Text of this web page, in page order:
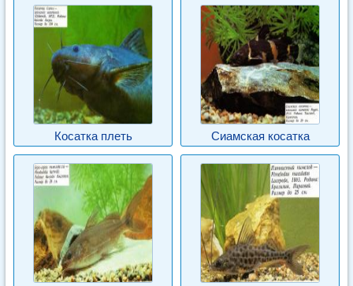
Косатка плеть Сиамская косатка